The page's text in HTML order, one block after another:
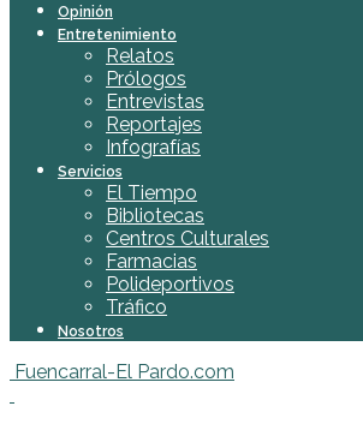
Opinión
Entretenimiento
Relatos
Prólogos
Entrevistas
Reportajes
Infografías
Servicios
El Tiempo
Bibliotecas
Centros Culturales
Farmacias
Polideportivos
Tráfico
Nosotros
Fuencarral-El Pardo.com